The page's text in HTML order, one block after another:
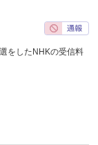
をしたNHKの受信料